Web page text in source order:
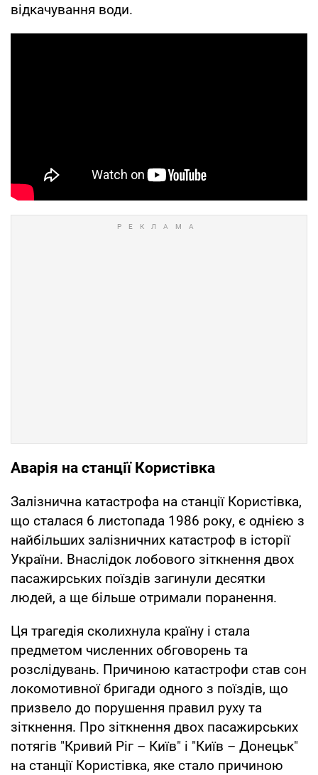
відкачування води.
Аварія на станції Користівка
Залізнична катастрофа на станції Користівка,
що сталася 6 листопада 1986 року, є однією з
найбільших залізничних катастроф в історії
України. Внаслідок лобового зіткнення двох
пасажирських поїздів загинули десятки
людей, а ще більше отримали поранення.
Ця трагедія сколихнула країну і стала
предметом численних обговорень та
розслідувань. Причиною катастрофи став сон
локомотивної бригади одного з поїздів, що
призвело до порушення правил руху та
зіткнення. Про зіткнення двох пасажирських
потягів "Кривий Ріг – Київ" і "Київ – Донецьк"
на станції Користівка, яке стало причиною